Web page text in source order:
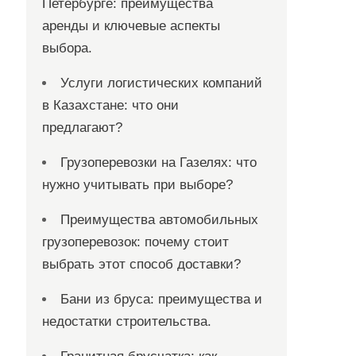
Петербурге: преимущества
аренды и ключевые аспекты
выбора.
Услуги логистических компаний
в Казахстане: что они
предлагают?
Грузоперевозки на Газелях: что
нужно учитывать при выборе?
Преимущества автомобильных
грузоперевозок: почему стоит
выбрать этот способ доставки?
Бани из бруса: преимущества и
недостатки строительства.